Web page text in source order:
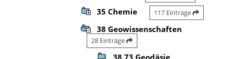
35 Chemie 117 Einträge
38 Geowissenschaften
28 Einträge
38.73 Geodäsie